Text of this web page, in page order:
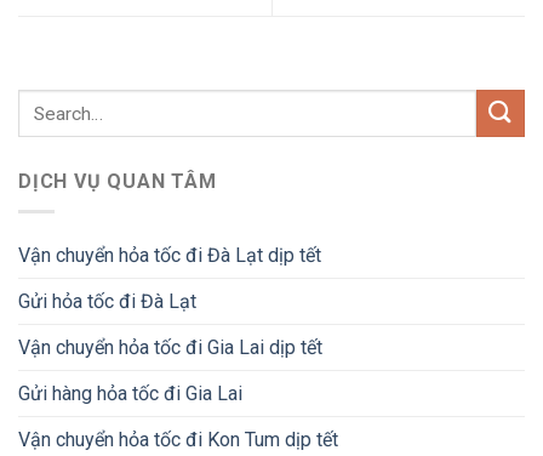
DỊCH VỤ QUAN TÂM
Vận chuyển hỏa tốc đi Đà Lạt dịp tết
Gửi hỏa tốc đi Đà Lạt
Vận chuyển hỏa tốc đi Gia Lai dịp tết
Gửi hàng hỏa tốc đi Gia Lai
Vận chuyển hỏa tốc đi Kon Tum dịp tết